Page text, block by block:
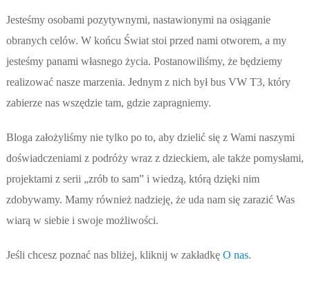
Jesteśmy osobami pozytywnymi, nastawionymi na osiąganie
obranych celów. W końcu Świat stoi przed nami otworem, a my
jesteśmy panami własnego życia. Postanowiliśmy, że będziemy
realizować nasze marzenia. Jednym z nich był bus VW T3, który
zabierze nas wszędzie tam, gdzie zapragniemy.
Bloga założyliśmy nie tylko po to, aby dzielić się z Wami naszymi
doświadczeniami z podróży wraz z dzieckiem, ale także pomysłami,
projektami z serii „zrób to sam” i wiedzą, którą dzięki nim
zdobywamy. Mamy również nadzieję, że uda nam się zarazić Was
wiarą w siebie i swoje możliwości.
Jeśli chcesz poznać nas bliżej, kliknij w zakładkę O nas.